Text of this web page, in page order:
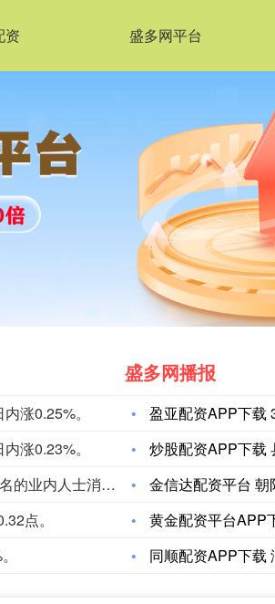
资 盛多网平台
涨0.25%。
涨0.23%。
韩国经济日报援引不愿具名的业内人士消息，LG 集团会长具光谟下周将在硅谷的英伟达总部与黄仁勋会面。具光谟与黄仁勋曾于 6 月在首尔会晤，并宣布在机器人、人工智能基础设施、自动驾驶等领域开展合作；此后，LG CNS 及 LG 旗下其他子公司约 30 名高管已于 6 月 22 日到访英伟达总部。具光谟与黄仁勋或将探讨物理人工智能、智慧工厂，双方也可能磋商 LG 采购Blackwell系列 GPU 的相关细节。
点。
盛多网播报
盈亚配资APP下载 3大
炒股配资APP下载 县
金信达配资平台 朝阳
黄金配资平台APP下载
同顺配资APP下载 润